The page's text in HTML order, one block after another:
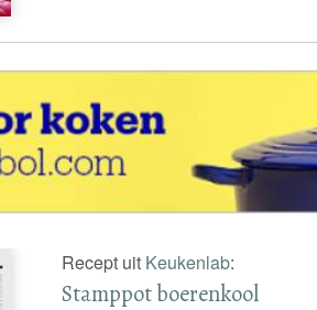
Recept uit Keukenlab:
Stamppot boerenkool